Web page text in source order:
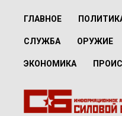
ГЛАВНОЕ
СЛУЖБА ОРУЖИЕ
ЭКОНОМИКА